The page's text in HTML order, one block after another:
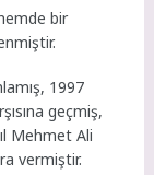
bir
1997
geçmiş,
Mehmet Ali
vermiştir.